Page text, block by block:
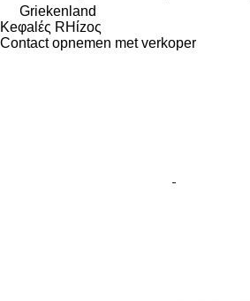
Griekenland
Keφalές RHίzoς
Contact opnemen met verkoper